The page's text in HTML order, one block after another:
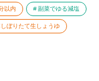
以内 副菜でゆる減塩
ぼりたて生しょうゆ